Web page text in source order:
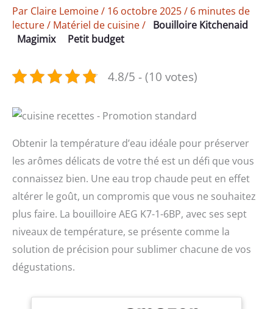
Par Claire Lemoine/ 16 octobre 2025/ 6 minutes de
lecture/ Matériel de cuisine/ Bouilloire Kitchenaid
Magimix
Petit budget
4.8/5 - (10 votes)
Obtenir la température d’eau idéale pour préserver
les arômes délicats de votre thé est un défi que vous
connaissez bien. Une eau trop chaude peut en effet
altérer le goût, un compromis que vous ne souhaitez
plus faire. La bouilloire AEG K7-1-6BP, avec ses sept
niveaux de température, se présente comme la
solution de précision pour sublimer chacune de vos
dégustations.